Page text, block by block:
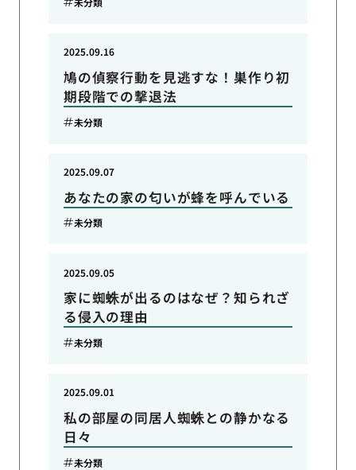
鳩の偵察行動を見逃すな！巣作り初
期段階での撃退法
2025.09.16
未分類
あなたの家の匂いが蜂を呼んでいる
2025.09.07
未分類
家に蜘蛛が出るのはなぜ？知られざ
る侵入の理由
2025.09.05
未分類
私の部屋の同居人蜘蛛との静かなる
日々
2025.09.01
未分類